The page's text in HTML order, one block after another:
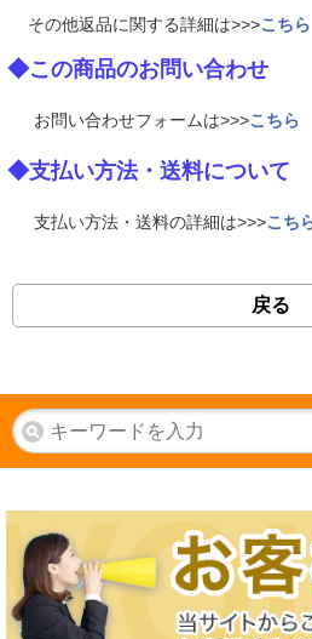
その他返品に関する詳細は>>>こちら
◆この商品のお問い合わせ
お問い合わせフォームは>>>こちら
◆支払い方法・送料について
支払い方法・送料の詳細は>>>こち
戻る